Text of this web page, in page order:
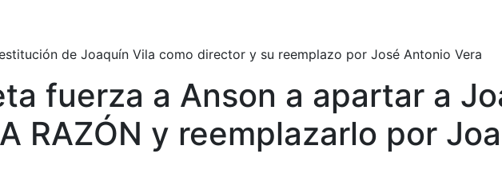
de Joaquín Vila como director y su reemplazo por José Antonio Vera
fuerza a Anson a apartar a
RAZÓN y reemplazarlo por